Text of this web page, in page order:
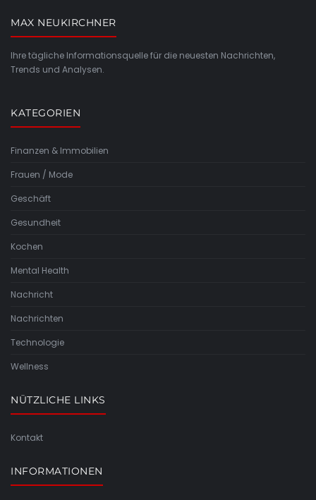
MAX NEUKIRCHNER
Ihre tägliche Informationsquelle für die neuesten Nachrichten,
Trends und Analysen.
KATEGORIEN
Finanzen & Immobilien
Frauen / Mode
Geschäft
Gesundheit
Kochen
Mental Health
Nachricht
Nachrichten
Technologie
Wellness
NÜTZLICHE LINKS
Kontakt
INFORMATIONEN